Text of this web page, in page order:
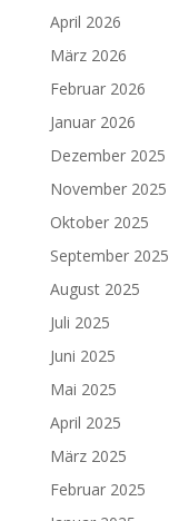
April 2026
März 2026
Februar 2026
Januar 2026
Dezember 2025
November 2025
Oktober 2025
September 2025
August 2025
Juli 2025
Juni 2025
Mai 2025
April 2025
März 2025
Februar 2025